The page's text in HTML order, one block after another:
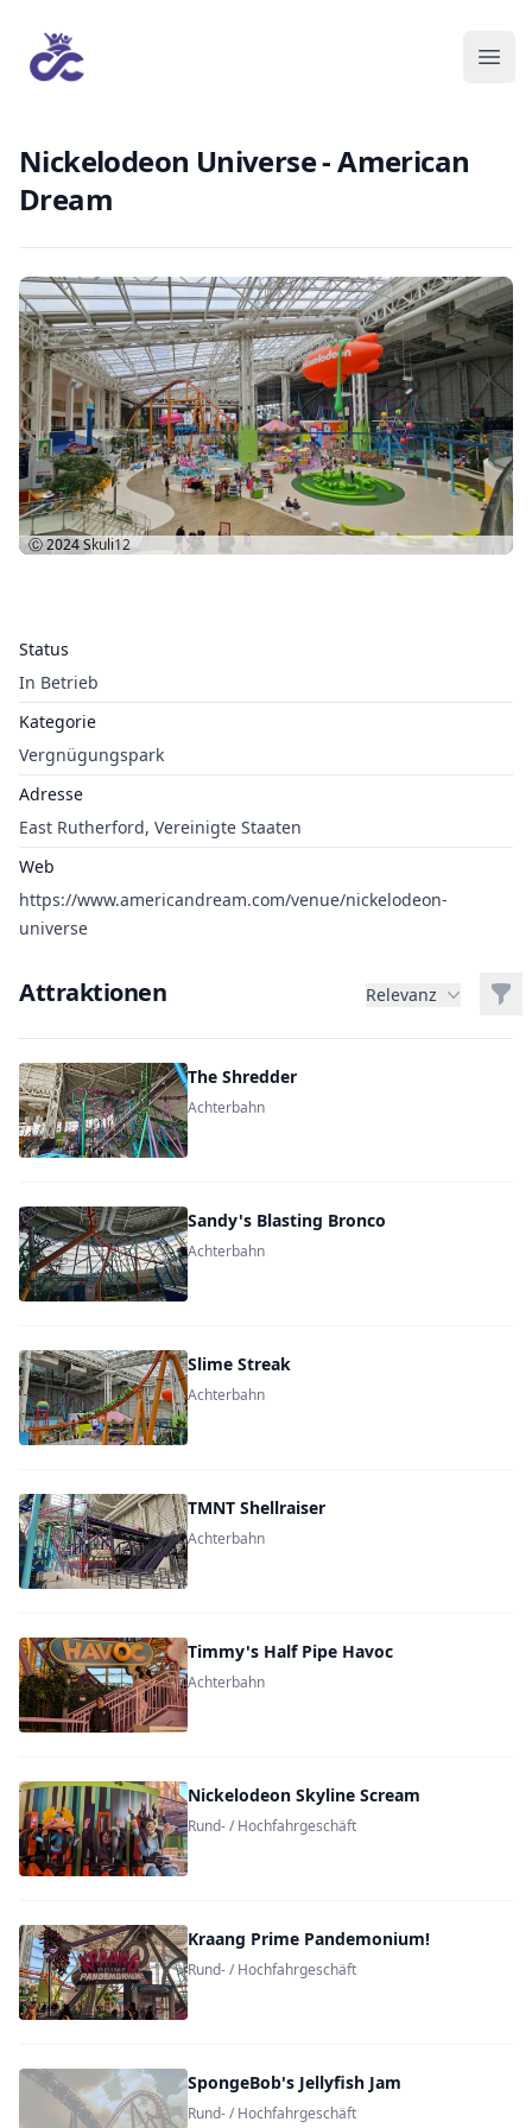
Nickelodeon Universe - American
Dream
Status
In Betrieb
Kategorie
Vergnügungspark
Adresse
East Rutherford, Vereinigte Staaten
Web
https://www.americandream.com/venue/nickelodeon-
universe
Ⓒ 2024Skuli12
Attraktionen Relevanz
The Shredder
Achterbahn
Sandy's Blasting Bronco
Achterbahn
Slime Streak
Achterbahn
TMNT Shellraiser
Achterbahn
Timmy's Half Pipe Havoc
Achterbahn
Nickelodeon Skyline Scream
Rund- / Hochfahrgeschäft
Kraang Prime Pandemonium!
Rund- / Hochfahrgeschäft
SpongeBob's Jellyfish Jam
Rund- / Hochfahrgeschäft